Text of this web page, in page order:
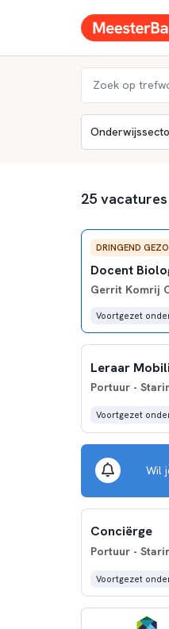
25
DRINGEND
Docent
Gerrit Komrij
Voortgezet
Leraar
Portuur -
Voortgezet
Wil
Conciërge
Portuur -
Voortgezet